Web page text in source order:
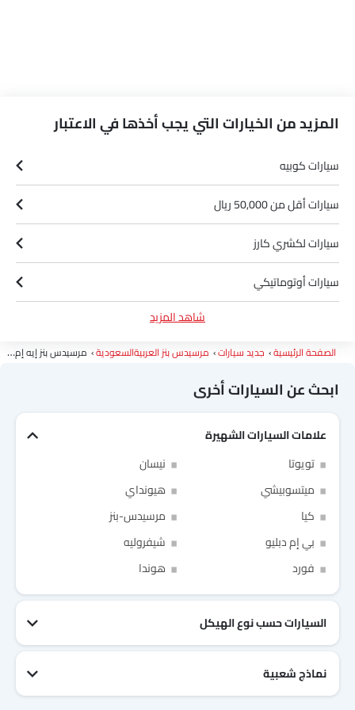
المزيد من الخيارات التي يجب أخذها في الاعتبار
سيارات كوبيه
سيارات أقل من 50,000 ريال
سيارات لكشري كارز
سيارات أوتوماتيكي
شاهد المزيد
الصفحة الرئيسية جديد سيارات مرسيدس بنز العربيةالسعودية مرسيدس بنز إيه إم جي سي إل أي
ابحث عن السيارات أخرى
علامات السيارات الشهيرة
تويوتا
نيسان
ميتسوبيشي
هيونداي
كيا
مرسيدس-بنز
بي إم دبليو
شيفروليه
فورد
هوندا
السيارات حسب نوع الهيكل
نماذج شعبية
I have read and agree to theشروط الاستخدامand سياسة
Link Your Google Account
Link Your Facebook Account